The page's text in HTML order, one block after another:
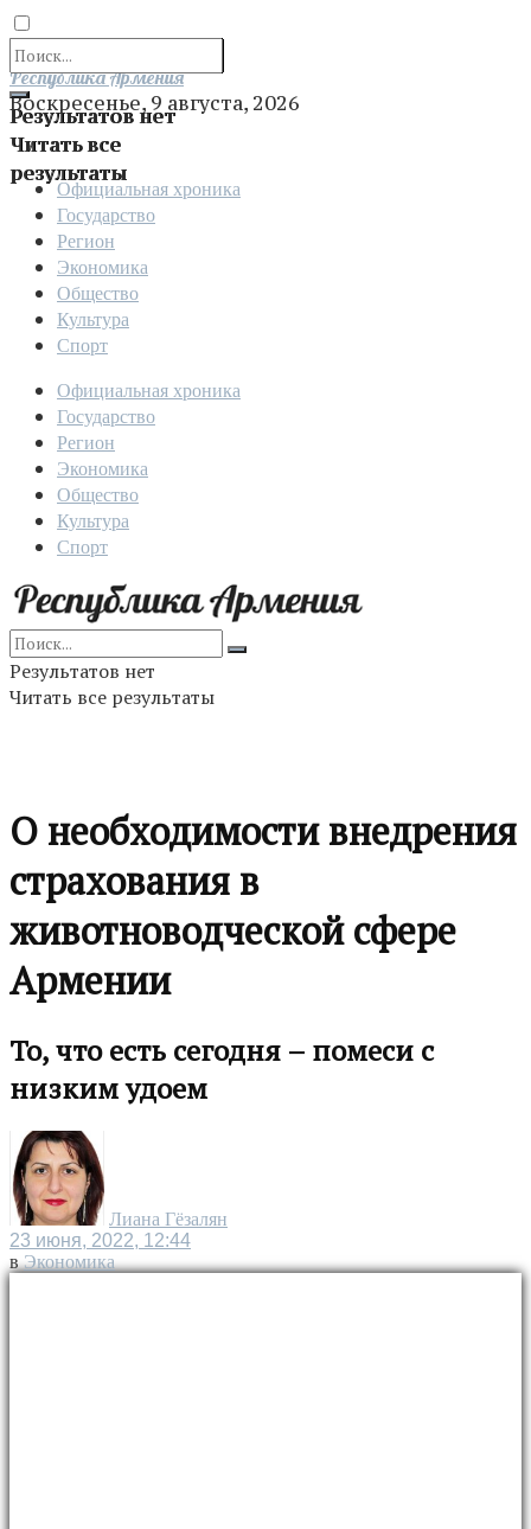
Результатов нет
Читать все
результаты
Отправить
Республика Армения
Воскресенье, 9 августа, 2026
Официальная хроника
Государство
Регион
Экономика
Общество
Культура
Спорт
Официальная хроника
Государство
Регион
Экономика
Общество
Культура
Спорт
Результатов нет
Читать все результаты
О необходимости внедрения
страхования в
животноводческой сфере
Армении
То, что есть сегодня – помеси с
низким удоем
Лиана Гёзалян
23 июня, 2022, 12:44
в Экономика